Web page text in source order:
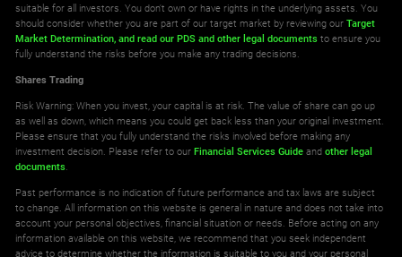
suitable for all investors. You don't own or have rights in the underlying assets. You
should consider whether you are part of our target market by reviewing ourTarget
Market Determination, and read our PDS and other legal documents to ensure you
fully understand the risks before you make any trading decisions.
Shares Trading
Risk Warning: When you invest, your capital is at risk. The value of share can go up
as well as down, which means you could get back less than your original investment.
Please ensure that you fully understand the risks involved before making any
investment decision. Please refer to ourFinancial Services Guide andother legal
documents.
Past performance is no indication of future performance and tax laws are subject
to change. All information on this website is general in nature and does not take into
account your personal objectives, financial situation or needs. Before acting on any
information available on this website, we recommend that you seek independent
advice to determine whether the information is suitable to you and your personal